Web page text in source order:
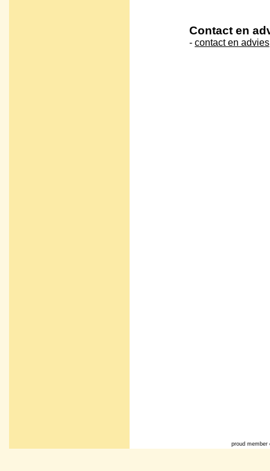
Contact en
- contact en advies
proud member